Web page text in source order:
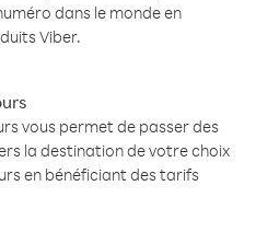
dans le monde en
Viber.
vous permet de passer des
la destination de votre choix
en bénéficiant des tarifs